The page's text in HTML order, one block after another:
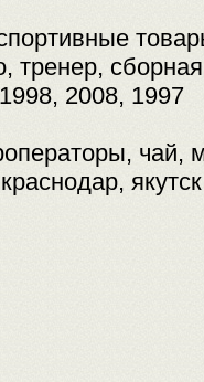
тренер,
2008, 1997
чай,